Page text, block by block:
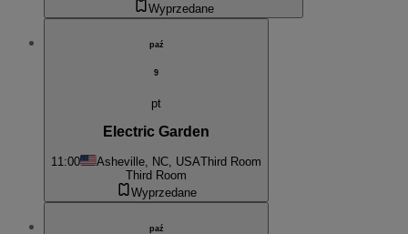
Wyprzedane
paź
9
pt
Electric Garden
11:00 Asheville, NC, USAThird Room
Third Room
Wyprzedane
paź